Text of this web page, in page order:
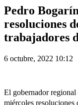
Pedro
resoluciones
trabajadores
6 octubre, 2022 10:12
El gobernador
miércoles resoluciones